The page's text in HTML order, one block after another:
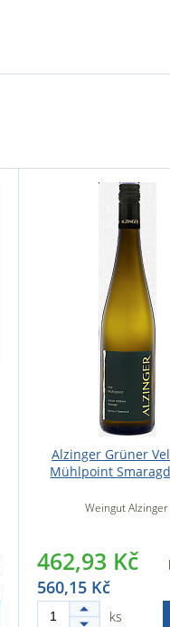
Alzinger Grüner
Mühlpoint
Weingut Alzinger
462,93 Kč
560,15 Kč
ks